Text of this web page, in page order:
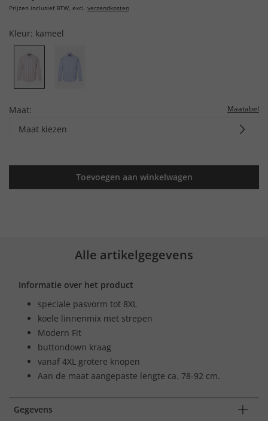
Prijzen inclusief BTW, excl. verzendkosten
Kleur: kameel
Maat: Maatabel
Maat kiezen
Toevoegen aan winkelwagen
Alle artikelgegevens
Informatie over het product
speciale pasvorm tot 8XL
koele linnenmix met strepen
Modern Fit
buttondown kraag
vanaf 4XL grotere knopen
Aan de maat aangepaste lengte ca. 78-92 cm.
Gegevens